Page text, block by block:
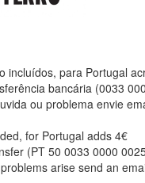
incluídos, para Portugal
bancária (0033
ou problema envie
for Portugal adds 4€
(PT 50 0033 0000
arise send an